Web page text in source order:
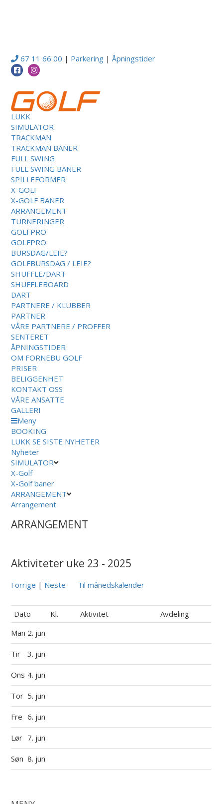
67 11 66 00 | Parkering |Åpningstider
LUKK
SIMULATOR
TRACKMAN
TRACKMAN BANER
FULL SWING
FULL SWING BANER
SPILLEFORMER
X-GOLF
X-GOLF BANER
ARRANGEMENT
TURNERINGER
GOLFPRO
GOLFPRO
BURSDAG/LEIE?
GOLFBURSDAG / LEIE?
SHUFFLE/DART
SHUFFLEBOARD
DART
PARTNERE / KLUBBER
PARTNER
VÅRE PARTNERE / PROFFER
SENTERET
ÅPNINGSTIDER
OM FORNEBU GOLF
PRISER
BELIGGENHET
KONTAKT OSS
VÅRE ANSATTE
GALLERI
Meny
BOOKING
LUKK SE SISTE NYHETER
Nyheter
SIMULATOR
X-Golf
X-Golf baner
ARRANGEMENT
Arrangement
ARRANGEMENT
Aktiviteter uke 23 - 2025
Forrige | Neste Til månedskalender
Dato Kl. Aktivitet
Avdeling
Man 2. jun
Tir 3. jun
Ons 4. jun
Tor 5. jun
Fre 6. jun
Lør 7. jun
Søn 8. jun